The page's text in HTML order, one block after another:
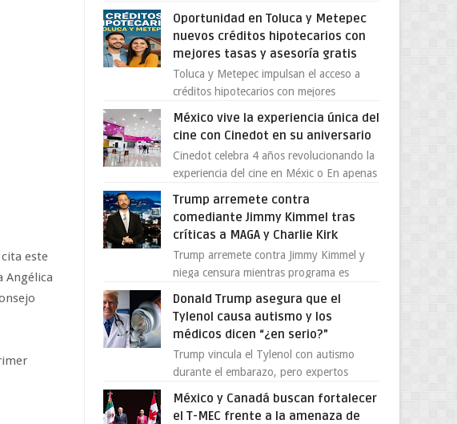
este
Angélica
solo 26 ejemplares será...
Oportunidad en Toluca y Metepec
nuevos créditos hipotecarios con
mejores tasas y asesoría gratis
Toluca y Metepec impulsan el acceso a
créditos hipotecarios con mejores
emprendedores Con la creciente neces...
México vive la experiencia única del
cine con Cinedot en su aniversario
Cinedot celebra 4 años revolucionando la
experiencia del cine en Méxic o En apenas
es posible reinve...
Trump arremete contra
comediante Jimmy Kimmel tras
críticas a MAGA y Charlie Kirk
Trump arremete contra Jimmy Kimmel y
niega censura mientras programa es
programa Jimmy Kimmel Live! ...
Donald Trump asegura que el
Tylenol causa autismo y los
médicos dicen “¿en serio?”
Trump vincula el Tylenol con autismo
durante el embarazo, pero expertos
nuevo episodio de declaraciones...
México y Canadá buscan fortalecer
el T-MEC frente a la amenaza de